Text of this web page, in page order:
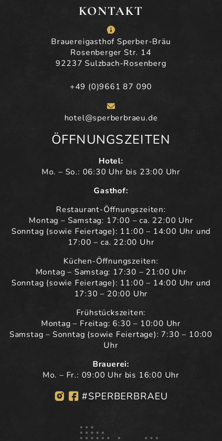
KONTAKT
Brauereigasthof Sperber-Bräu
Rosenberger Str. 14
92237 Sulzbach-Rosenberg
+49 (0)9661 87 090
hotel@sperberbraeu.de
ÖFFNUNGSZEITEN
Hotel:
Mo. – So.: 06:30 Uhr bis 23:00 Uhr
Gasthof:
Restaurant-Öffnungszeiten:
Montag – Samstag: 17:00 – ca. 22:00 Uhr
Sonntag (sowie Feiertage): 11:00 – 14:00 Uhr und
17:00 – ca. 22:00 Uhr
Küchen-Öffnungszeiten:
Montag – Samstag: 17:30 – 21:00 Uhr
Sonntag (sowie Feiertage): 11:00 – 14:00 Uhr und
17:30 – 20:00 Uhr
Frühstückszeiten:
Montag – Freitag: 6:30 – 10:00 Uhr
Samstag – Sonntag (sowie Feiertage): 7:30 – 10:00
Uhr
Brauerei:
Mo. – Fr.: 09:00 Uhr bis 16:00 Uhr
#SPERBERBRAEU